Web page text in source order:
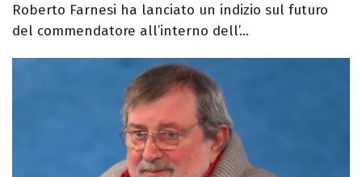
Roberto Farnesi ha lanciato un indizio sul futuro
del commendatore all’interno dell’...